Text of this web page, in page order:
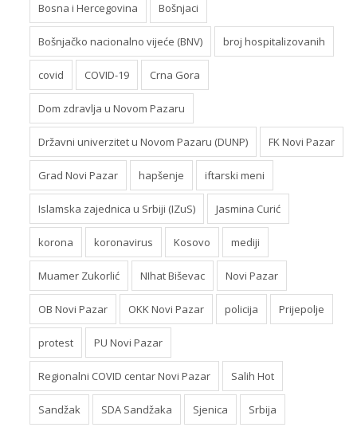
Bosna i Hercegovina Bošnjaci
Bošnjačko nacionalno vijeće (BNV) broj hospitalizovanih
covid COVID-19 Crna Gora
Dom zdravlja u Novom Pazaru
Državni univerzitet u Novom Pazaru (DUNP) FK Novi Pazar
Grad Novi Pazar hapšenje iftarski meni
Islamska zajednica u Srbiji (IZuS) Jasmina Curić
korona koronavirus Kosovo mediji
Muamer Zukorlić NIhat Biševac Novi Pazar
OB Novi Pazar OKK Novi Pazar policija Prijepolje
protest PU Novi Pazar
Regionalni COVID centar Novi Pazar Salih Hot
Sandžak SDA Sandžaka Sjenica Srbija